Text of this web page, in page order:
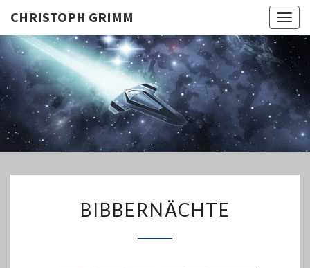
CHRISTOPH GRIMM
GRIMM
BIBBERNÄCHTE